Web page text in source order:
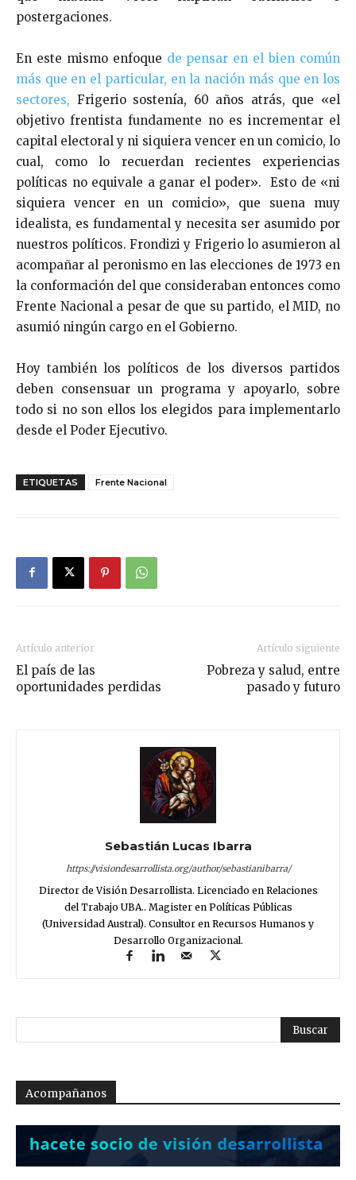
postergaciones.
En este mismo enfoque de pensar en el bien común
más que en el particular, en la nación más que en los
sectores, Frigerio sostenía, 60 años atrás, que «el
objetivo frentista fundamente no es incrementar el
capital electoral y ni siquiera vencer en un comicio, lo
cual, como lo recuerdan recientes experiencias
políticas no equivale a ganar el poder». Esto de «ni
siquiera vencer en un comicio», que suena muy
idealista, es fundamental y necesita ser asumido por
nuestros políticos. Frondizi y Frigerio lo asumieron al
acompañar al peronismo en las elecciones de 1973 en
la conformación del que consideraban entonces como
Frente Nacional a pesar de que su partido, el MID, no
asumió ningún cargo en el Gobierno.
Hoy también los políticos de los diversos partidos
deben consensuar un programa y apoyarlo, sobre
todo si no son ellos los elegidos para implementarlo
desde el Poder Ejecutivo.
ETIQUETAS Frente Nacional
Artículo anterior
El país de las
oportunidades perdidas
Artículo siguiente
Pobreza y salud, entre
pasado y futuro
Sebastián Lucas Ibarra
https://visiondesarrollista.org/author/sebastianibarra/
Director de Visión Desarrollista. Licenciado en Relaciones
del Trabajo UBA.. Magister en Políticas Públicas
(Universidad Austral). Consultor en Recursos Humanos y
Desarrollo Organizacional.
Acompañanos